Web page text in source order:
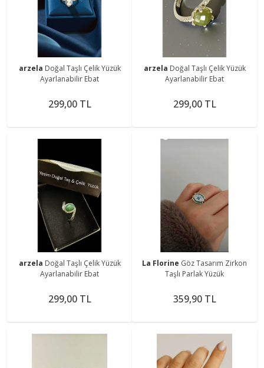
arzela Doğal Taşlı Çelik Yüzük
Ayarlanabilir Ebat
299,00 TL
arzela Doğal Taşlı Çelik Yüzük
Ayarlanabilir Ebat
299,00 TL
arzela Doğal Taşlı Çelik Yüzük
Ayarlanabilir Ebat
299,00 TL
La Florine Göz Tasarım Zirkon
Taşlı Parlak Yüzük
359,90 TL